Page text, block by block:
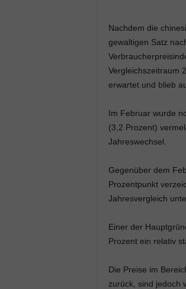
Nachdem die
gewaltigen Satz
Vergleichszeitraum
erwartet und blieb
Im Februar wurde
(3,2 Prozent)
Jahreswechsel.
Gegenüber dem
Prozentpunkt
Jahresvergleich
Einer der
Prozent ein relativ
Die Preise im
zurück, sind jedoch